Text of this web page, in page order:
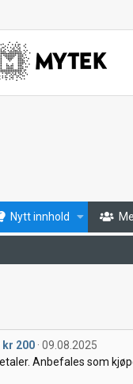
Nytt innhold
200 09.08.2025
Anbefales som